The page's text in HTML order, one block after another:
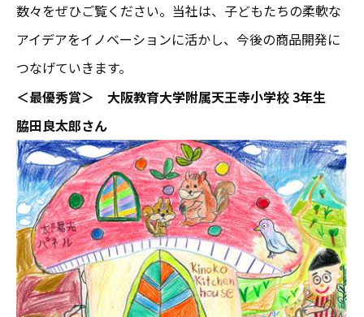
数々をぜひご覧ください。当社は、子どもたちの柔軟な
アイデアをイノベーションに活かし、今後の商品開発に
つなげていきます。
＜最優秀賞＞ 大阪教育大学附属天王寺小学校 3年生
脇田良太郎さん